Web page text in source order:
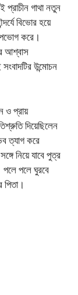
প্রাচীন গাথা নতুন
বিভোর হয়ে
করে।
আশ্বাস
উন্মোচন
ও প্রায়
দিয়েছিলেন
ত্যাগ করে
নিয়ে যাবে পুত্র
পলে ঘুরবে